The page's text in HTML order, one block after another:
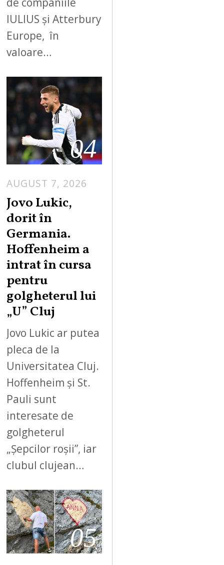
IULIUS și Atterbury
Europe, în
valoare…
04
AUGUST 7, 2026
Jovo Lukic,
dorit în
Germania.
Hoffenheim a
intrat în cursa
pentru
golgheterul lui
„U” Cluj
Jovo Lukic ar putea
pleca de la
Universitatea Cluj.
Hoffenheim și St.
Pauli sunt
interesate de
golgheterul
„Șepcilor roșii”, iar
clubul clujean…
05